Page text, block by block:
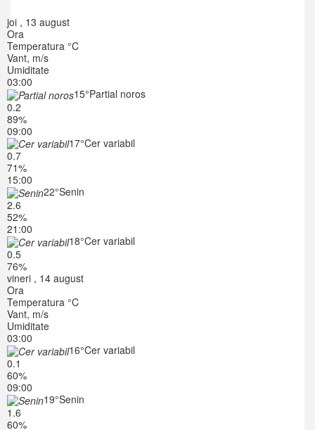
joi , 13 august
Ora
Temperatura °C
Vant, m/s
Umiditate
03:00
15°Partial noros
0.2
89%
09:00
17°Cer variabil
0.7
71%
15:00
22°Senin
2.6
52%
21:00
18°Cer variabil
0.5
76%
vineri , 14 august
Ora
Temperatura °C
Vant, m/s
Umiditate
03:00
16°Cer variabil
0.1
60%
09:00
19°Senin
1.6
60%